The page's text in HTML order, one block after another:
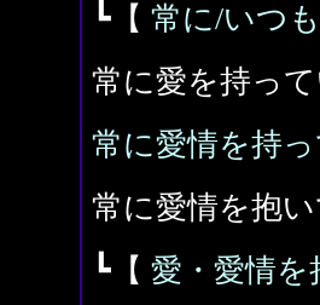
┗【 常に/いつも
常に愛を持っ
常に愛情を持
常に愛情を抱
┗【 愛・愛情